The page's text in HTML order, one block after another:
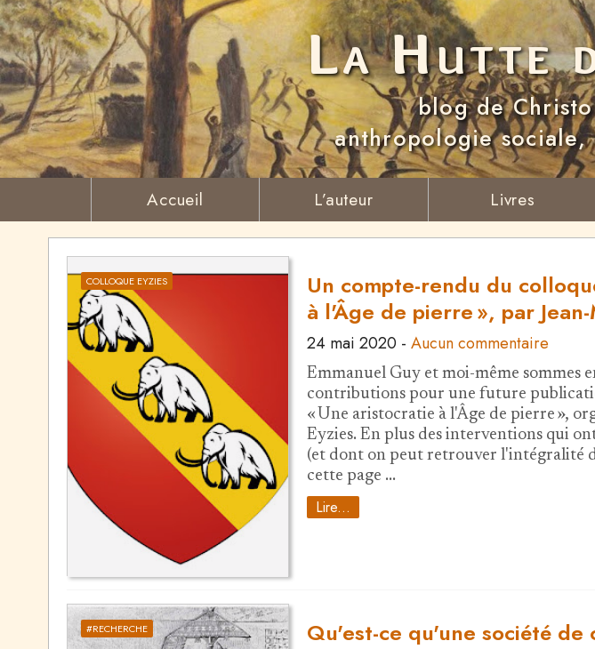
La Hutte
blog de
anthropologie
Accueil L’auteur Livres
COLLOQUE EYZIES
Un compte-rendu du
à l'Âge de pierre », par
24 mai 2020 - Aucun commentaire
Emmanuel Guy et moi-même sommes
contributions pour une future
« Une aristocratie à l'Âge de pierre »,
Eyzies. En plus des interventions qui
(et dont on peut retrouver l'intégralité
cette page …
Lire...
#RECHERCHE Qu'est-ce qu'une société de